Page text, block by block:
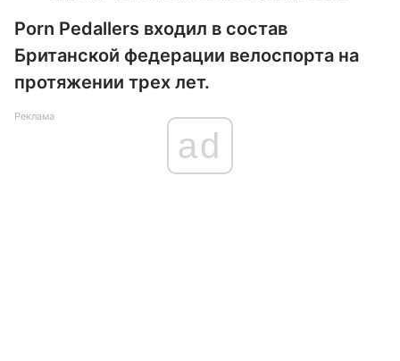
Porn Pedallers входил в состав
Британской федерации велоспорта на
протяжении трех лет.
Реклама
ad